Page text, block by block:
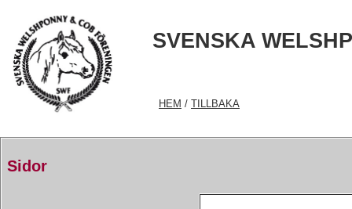
SVENSKA
HEM / TILLBAKA
Sidor